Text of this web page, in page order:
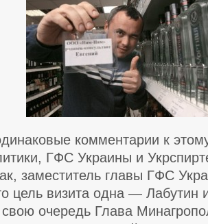
комментарии к
ГФС Украины и
заместитель главы ГФС
цель визита одна — Лабутин
очередь Глава